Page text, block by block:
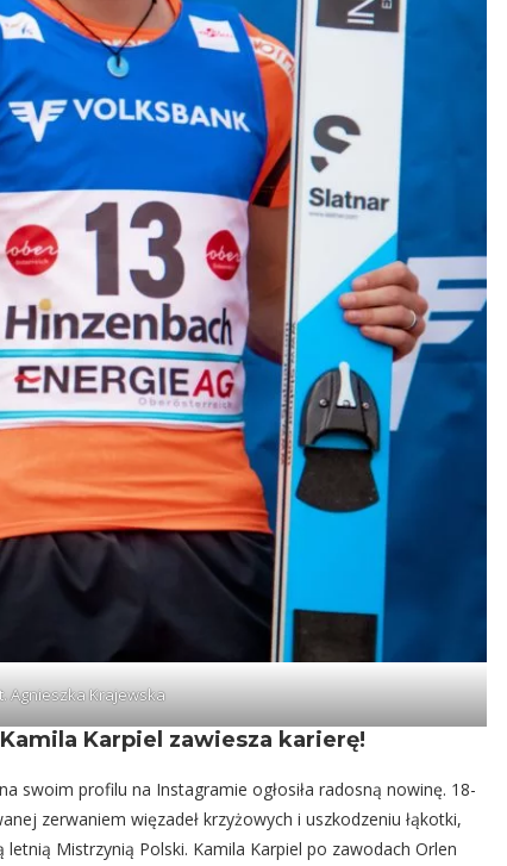
Agnieszka Krajewska
Karpiel zawiesza karierę!
swoim profilu na Instagramie ogłosiła radosną nowinę. 18-
zerwaniem więzadeł krzyżowych i uszkodzeniu łąkotki,
Mistrzynią Polski. Kamila Karpiel po zawodach Orlen